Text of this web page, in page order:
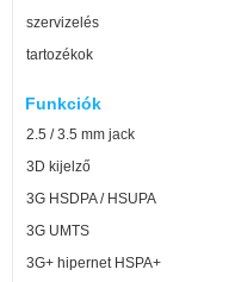
szervizelés
tartozékok
Funkciók
2.5 / 3.5 mm jack
3D kijelző
3G HSDPA / HSUPA
3G UMTS
3G+ hipernet HSPA+